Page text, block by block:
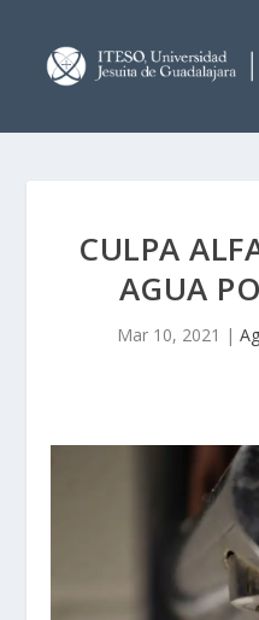
CULPA
AGUA
Mar 10, 2021 |